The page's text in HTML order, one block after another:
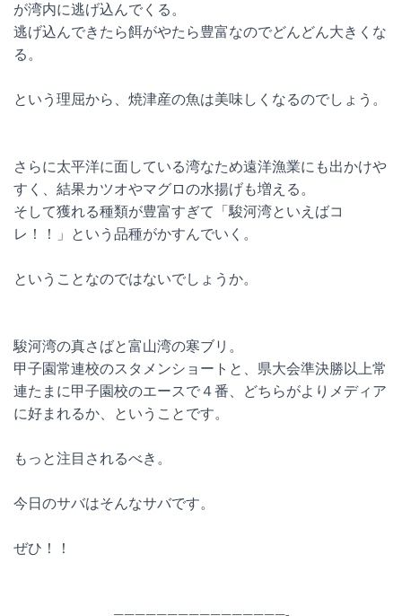
が湾内に逃げ込んでくる。
逃げ込んできたら餌がやたら豊富なのでどんどん大きくな
る。
という理屈から、焼津産の魚は美味しくなるのでしょう。
さらに太平洋に面している湾なため遠洋漁業にも出かけや
すく、結果カツオやマグロの水揚げも増える。
そして獲れる種類が豊富すぎて「駿河湾といえばコ
レ！！」という品種がかすんでいく。
ということなのではないでしょうか。
駿河湾の真さばと富山湾の寒ブリ。
甲子園常連校のスタメンショートと、県大会準決勝以上常
連たまに甲子園校のエースで４番、どちらがよりメディア
に好まれるか、ということです。
もっと注目されるべき。
今日のサバはそんなサバです。
ぜひ！！